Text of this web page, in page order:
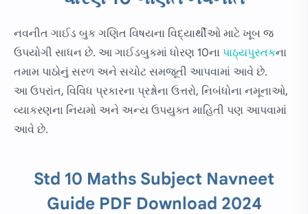
નવનીત ગાઈડ બુક ગણિત વિષયના વિદ્યાર્થીઓ માટે ખૂબ જ
ઉપયોગી સાધન છે. આ ગાઈડબુકમાં ધોરણ 10ના પાઠ્યપુસ્તકના
તમામ પાઠોનું સરળ અને સચોટ સમજૂતી આપવામાં આવે છે.
આ ઉપરાંત, વિવિધ પ્રકારના પ્રશ્નોના ઉત્તરો, નિબંધોના નમૂનાઓ,
વ્યાકરણના નિયમો અને અન્ય ઉપયુક્ત માહિતી પણ આપવામાં
આવે છે.
Std 10 Maths Subject Navneet
Guide PDF Download 2024